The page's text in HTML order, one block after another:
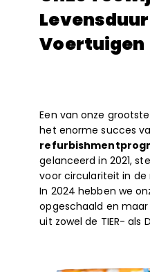
Voertuigen
Een van onze
het enorme succes
gelanceerd in 2021,
voor circulariteit in
In 2024 hebben we
opgeschaald en
uit zowel de TIER-